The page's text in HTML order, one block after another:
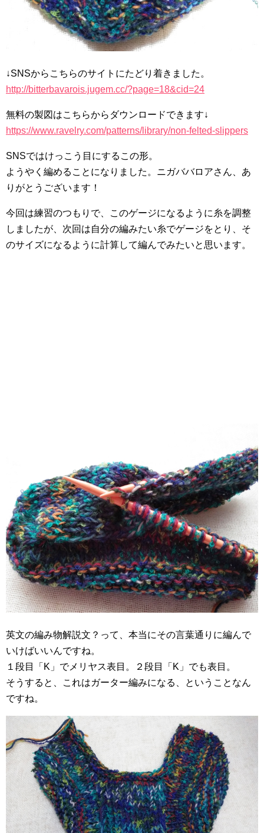
↓SNSからこちらのサイトにたどり着きました。
http://bitterbavarois.jugem.cc/?page=18&cid=24
無料の製図はこちらからダウンロードできます↓
https://www.ravelry.com/patterns/library/non-felted-slippers
SNSではけっこう目にするこの形。
ようやく編めることになりました。ニガババロアさん、あ
りがとうございます！
今回は練習のつもりで、このゲージになるように糸を調整
しましたが、次回は自分の編みたい糸でゲージをとり、そ
のサイズになるように計算して編んでみたいと思います。
英文の編み物解説文？って、本当にその言葉通りに編んで
いけばいいんですね。
１段目「K」でメリヤス表目。２段目「K」でも表目。
そうすると、これはガーター編みになる、ということなん
ですね。